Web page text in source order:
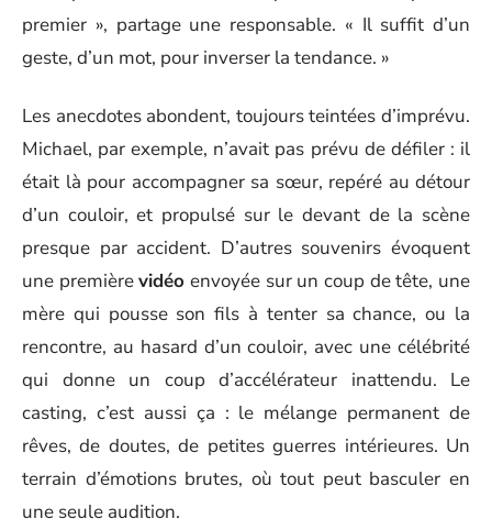
premier », partage une responsable. « Il suffit d’un
geste, d’un mot, pour inverser la tendance. »
Les anecdotes abondent, toujours teintées d’imprévu.
Michael, par exemple, n’avait pas prévu de défiler : il
était là pour accompagner sa sœur, repéré au détour
d’un couloir, et propulsé sur le devant de la scène
presque par accident. D’autres souvenirs évoquent
une premièrevidéo envoyée sur un coup de tête, une
mère qui pousse son fils à tenter sa chance, ou la
rencontre, au hasard d’un couloir, avec une célébrité
qui donne un coup d’accélérateur inattendu. Le
casting, c’est aussi ça : le mélange permanent de
rêves, de doutes, de petites guerres intérieures. Un
terrain d’émotions brutes, où tout peut basculer en
une seule audition.